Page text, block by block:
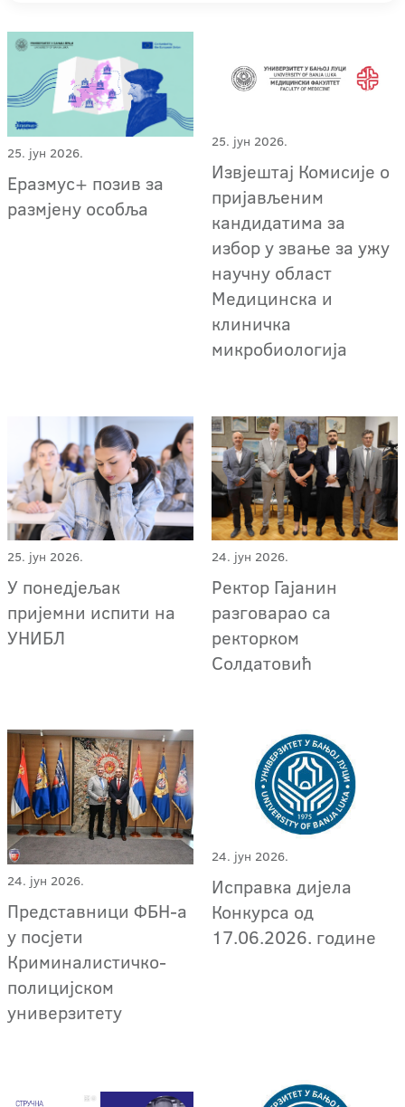
25. јун 2026.
Еразмус+ позив за
размјену особља
25. јун 2026.
Извјештај Комисије о
пријављеним
кандидатима за
избор у звање за ужу
научну област
Медицинска и
клиничка
микробиологија
25. јун 2026.
У понедјељак
пријемни испити на
УНИБЛ
24. јун 2026.
Ректор Гајанин
разговарао са
ректорком
Солдатовић
24. јун 2026.
Представници ФБН-а
у посјети
Криминалистичко-
полицијском
универзитету
24. јун 2026.
Исправка дијела
Конкурса од
17.06.2026. године